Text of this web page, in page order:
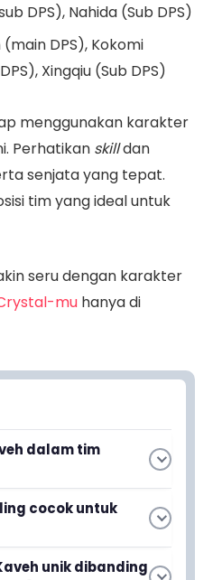
DPS), Nahida (Sub DPS)
(main DPS), Kokomi
Xingqiu (Sub DPS)
menggunakan karakter
Perhatikan skilldan
senjata yang tepat.
tim yang ideal untuk
seru dengan karakter
mu hanya di
dalam tim
driver atau enabler
reaksi
ini menggunakan
cocok untuk
Karakter Genshin
unik dibanding